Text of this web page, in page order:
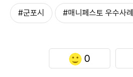
#군포시 #매니페스토 우수사례
0